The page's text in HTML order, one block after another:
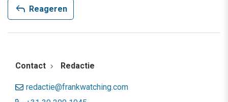
reply Reageren
Contact Redactie
redactie@frankwatching.com